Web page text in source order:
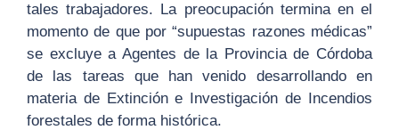
tales trabajadores. La preocupación termina en el
momento de que por “supuestas razones médicas”
se excluye a Agentes de la Provincia de Córdoba
de las tareas que han venido desarrollando en
materia de Extinción e Investigación de Incendios
forestales de forma histórica.